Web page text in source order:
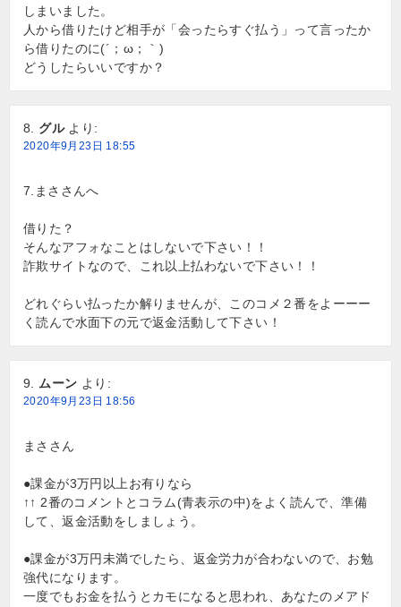
しまいました。
人から借りたけど相手が「会ったらすぐ払う」って言ったか
ら借りたのに(´；ω；｀)
どうしたらいいですか？
グル より:
2020年9月23日 18:55
7.まささんへ
借りた？
そんなアフォなことはしないで下さい！！
詐欺サイトなので、これ以上払わないで下さい！！
どれぐらい払ったか解りませんが、このコメ２番をよーーー
く読んで水面下の元で返金活動して下さい！
ムーン より:
2020年9月23日 18:56
まささん
●課金が3万円以上お有りなら
↑↑ 2番のコメントとコラム(青表示の中)をよく読んで、準備
して、返金活動をしましょう。
●課金が3万円未満でしたら、返金労力が合わないので、お勉
強代になります。
一度でもお金を払うとカモになると思われ、あなたのメアド